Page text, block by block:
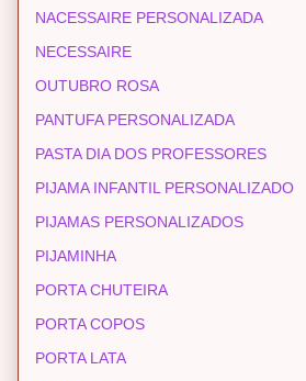
NACESSAIRE PERSONALIZADA
NECESSAIRE
OUTUBRO ROSA
PANTUFA PERSONALIZADA
PASTA DIA DOS PROFESSORES
PIJAMA INFANTIL PERSONALIZADO
PIJAMAS PERSONALIZADOS
PIJAMINHA
PORTA CHUTEIRA
PORTA COPOS
PORTA LATA